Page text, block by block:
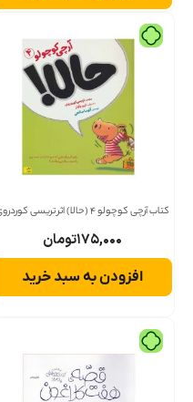
کتاب آرچی کوچولو 4 (حالا) اثر تریسی کوردروی
۱۷۵,۰۰۰تومان
افزودن به سبد خرید